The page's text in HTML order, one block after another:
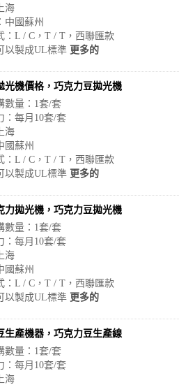
海
中國蘇州
：L / C，T / T，西聯匯款
以製成UL標準 更多的
光機價格，巧克力豆拋光機
數量：1套/套
：每月10套/套
海
國蘇州
：L / C，T / T，西聯匯款
以製成UL標準 更多的
力拋光機，巧克力豆拋光機
數量：1套/套
：每月10套/套
海
國蘇州
：L / C，T / T，西聯匯款
以製成UL標準 更多的
生產機器，巧克力豆生產線
數量：1套/套
：每月10套/套
海